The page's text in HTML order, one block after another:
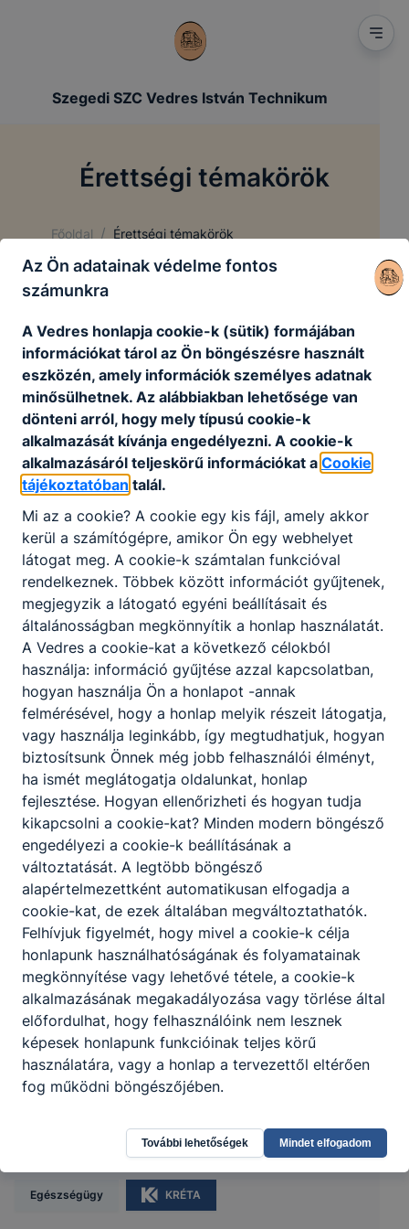
Szegedi SZC Vedres István Technikum
Érettségi témakörök
Főoldal / Érettségi témakörök
Érettségi témakörök
Az aktuális érettségi témakörök
2026. tavaszi érettségi vizsgaidőszak
dokumentumai feltöltés alatt
Partnereink
6720, Szeged Horváth Mihály u. 2-6.
Egészségügy KRÉTA
Az Ön adatainak védelme fontos
számunkra
A Vedres honlapja cookie-k (sütik) formájában
információkat tárol az Ön böngészésre használt
eszközén, amely információk személyes adatnak
minősülhetnek. Az alábbiakban lehetősége van
dönteni arról, hogy mely típusú cookie-k
alkalmazását kívánja engedélyezni. A cookie-k
alkalmazásáról teljeskörű információkat a Cookie
tájékoztatóban talál.
Mi az a cookie? A cookie egy kis fájl, amely akkor
kerül a számítógépre, amikor Ön egy webhelyet
látogat meg. A cookie-k számtalan funkcióval
rendelkeznek. Többek között információt gyűjtenek,
megjegyzik a látogató egyéni beállításait és
általánosságban megkönnyítik a honlap használatát.
A Vedres a cookie-kat a következő célokból
használja: információ gyűjtése azzal kapcsolatban,
hogyan használja Ön a honlapot -annak
felmérésével, hogy a honlap melyik részeit látogatja,
vagy használja leginkább, így megtudhatjuk, hogyan
biztosítsunk Önnek még jobb felhasználói élményt,
ha ismét meglátogatja oldalunkat, honlap
fejlesztése. Hogyan ellenőrizheti és hogyan tudja
kikapcsolni a cookie-kat? Minden modern böngésző
engedélyezi a cookie-k beállításának a
változtatását. A legtöbb böngésző
alapértelmezettként automatikusan elfogadja a
cookie-kat, de ezek általában megváltoztathatók.
Felhívjuk figyelmét, hogy mivel a cookie-k célja
honlapunk használhatóságának és folyamatainak
megkönnyítése vagy lehetővé tétele, a cookie-k
alkalmazásának megakadályozása vagy törlése által
előfordulhat, hogy felhasználóink nem lesznek
képesek honlapunk funkcióinak teljes körű
használatára, vagy a honlap a tervezettől eltérően
fog működni böngészőjében.
További lehetőségek Mindet elfogadom